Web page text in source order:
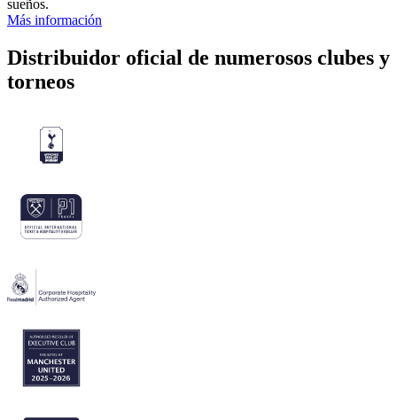
sueños.
Más información
Distribuidor oficial de numerosos clubes y
torneos